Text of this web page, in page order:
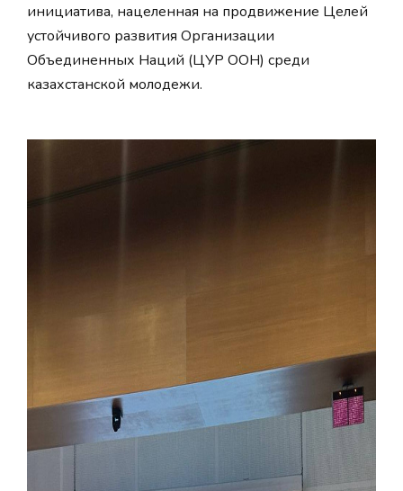
инициатива, нацеленная на продвижение Целей
устойчивого развития Организации
Объединенных Наций (ЦУР ООН) среди
казахстанской молодежи.